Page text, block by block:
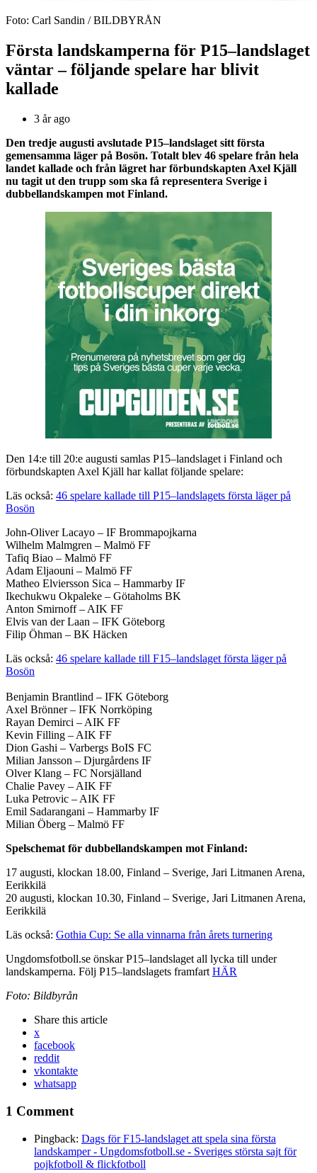
Foto: Carl Sandin / BILDBYRÅN
Första landskamperna för P15–landslaget
väntar ­– följande spelare har blivit
kallade
3 år ago
Den tredje augusti avslutade P15–landslaget sitt första
gemensamma läger på Bosön. Totalt blev 46 spelare från hela
landet kallade och från lägret har förbundskapten Axel Kjäll
nu tagit ut den trupp som ska få representera Sverige i
dubbellandskampen mot Finland.
Den 14:e till 20:e augusti samlas P15–landslaget i Finland och
förbundskapten Axel Kjäll har kallat följande spelare:
Läs också: 46 spelare kallade till P15–landslagets första läger på
Bosön
John-Oliver Lacayo – IF Brommapojkarna
Wilhelm Malmgren – Malmö FF
Tafiq Biao – Malmö FF
Adam Eljaouni – Malmö FF
Matheo Elviersson Sica – Hammarby IF
Ikechukwu Okpaleke – Götaholms BK
Anton Smirnoff – AIK FF
Elvis van der Laan – IFK Göteborg
Filip Öhman – BK Häcken
Läs också: 46 spelare kallade till F15–landslaget första läger på
Bosön
Benjamin Brantlind – IFK Göteborg
Axel Brönner – IFK Norrköping
Rayan Demirci – AIK FF
Kevin Filling – AIK FF
Dion Gashi – Varbergs BoIS FC
Milian Jansson – Djurgårdens IF
Olver Klang – FC Norsjälland
Chalie Pavey – AIK FF
Luka Petrovic – AIK FF
Emil Sadarangani – Hammarby IF
Milian Öberg – Malmö FF
Spelschemat för dubbellandskampen mot Finland:
17 augusti, klockan 18.00, Finland – Sverige, Jari Litmanen Arena,
Eerikkilä
20 augusti, klockan 10.30, Finland – Sverige‚ Jari Litmanen Arena,
Eerikkilä
Läs också: Gothia Cup: Se alla vinnarna från årets turnering
Ungdomsfotboll.se önskar P15–landslaget all lycka till under
landskamperna. Följ P15–landslagets framfart HÄR
Foto: Bildbyrån
Share this article
x
facebook
reddit
vkontakte
whatsapp
1 Comment
Pingback: Dags för F15-landslaget att spela sina första
landskamper - Ungdomsfotboll.se - Sveriges största sajt för
pojkfotboll & flickfotboll